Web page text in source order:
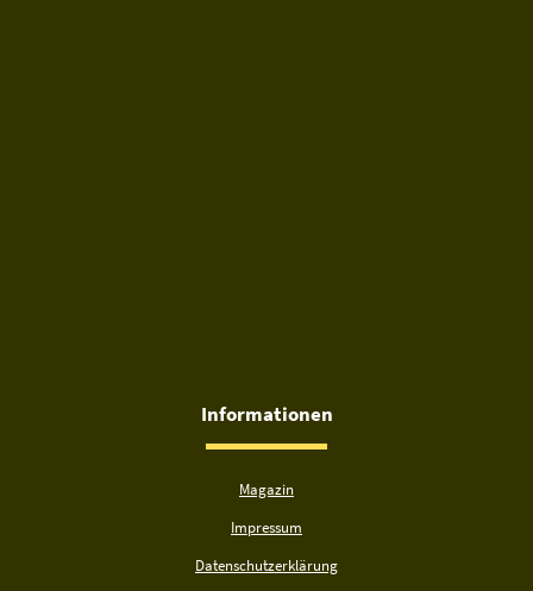
Informationen
Magazin
Impressum
Datenschutzerklärung